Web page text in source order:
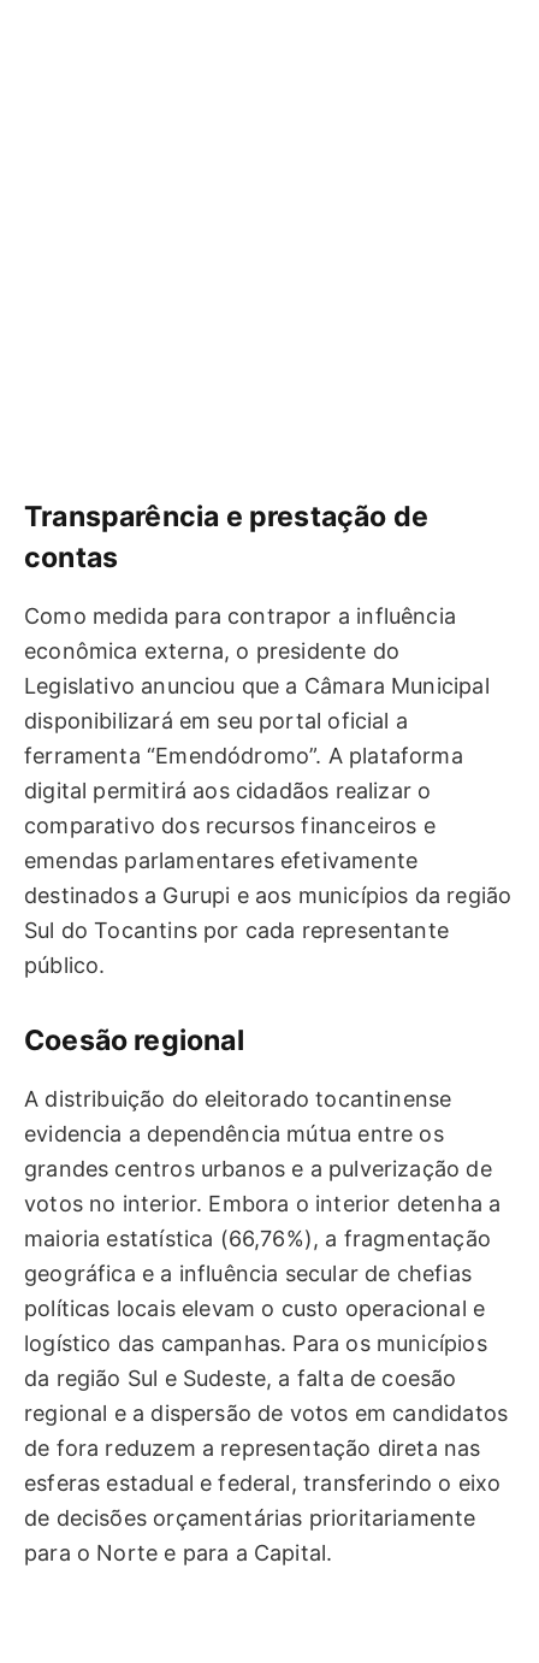
Transparência e prestação de
contas
Como medida para contrapor a influência
econômica externa, o presidente do
Legislativo anunciou que a Câmara Municipal
disponibilizará em seu portal oficial a
ferramenta “Emendódromo”. A plataforma
digital permitirá aos cidadãos realizar o
comparativo dos recursos financeiros e
emendas parlamentares efetivamente
destinados a Gurupi e aos municípios da região
Sul do Tocantins por cada representante
público.
Coesão regional
A distribuição do eleitorado tocantinense
evidencia a dependência mútua entre os
grandes centros urbanos e a pulverização de
votos no interior. Embora o interior detenha a
maioria estatística (66,76%), a fragmentação
geográfica e a influência secular de chefias
políticas locais elevam o custo operacional e
logístico das campanhas. Para os municípios
da região Sul e Sudeste, a falta de coesão
regional e a dispersão de votos em candidatos
de fora reduzem a representação direta nas
esferas estadual e federal, transferindo o eixo
de decisões orçamentárias prioritariamente
para o Norte e para a Capital.